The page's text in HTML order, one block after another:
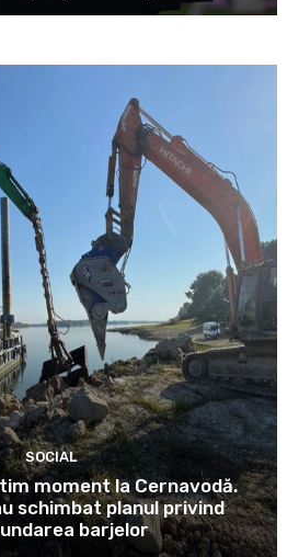
SOCIAL
moment la Cernavodă.
schimbat planul privind
barjelor